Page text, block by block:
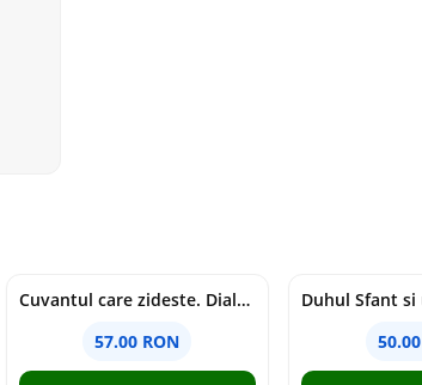
Cuvantul care zideste. Dialoguri - Vartan Arachelian
57.00 RON